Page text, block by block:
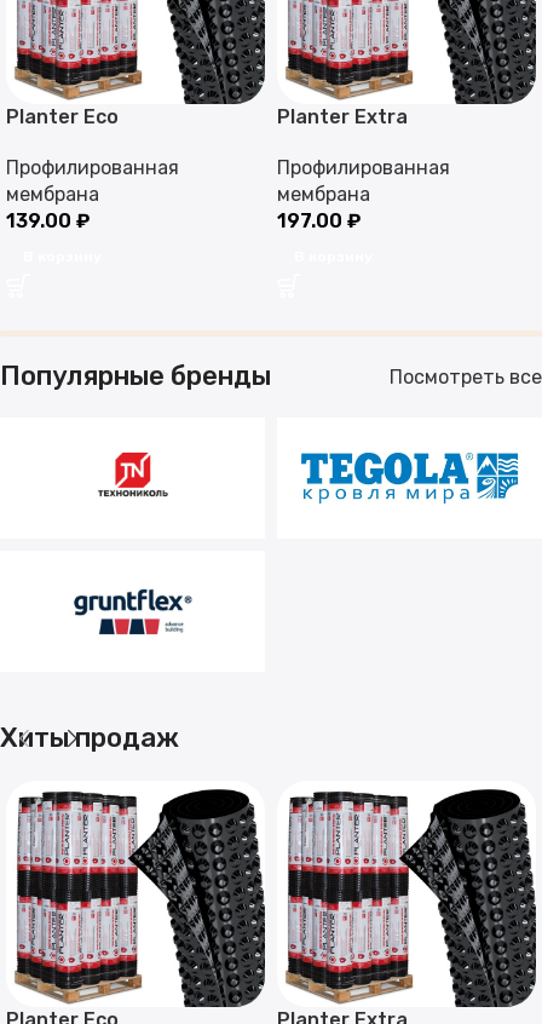
Planter Eco
Профилированная
мембрана
139.00 ₽
Planter Extra
Профилированная
мембрана
197.00 ₽
Популярные бренды Посмотреть все
Хиты продаж